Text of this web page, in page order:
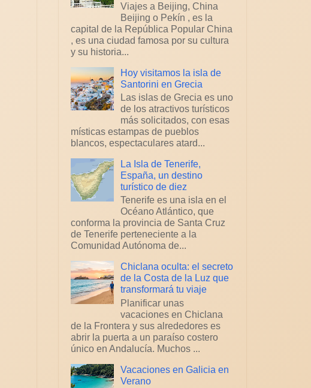
Viajes a Beijing, China
Beijing o Pekín , es la
capital de la República Popular China
, es una ciudad famosa por su cultura
y su historia...
Hoy visitamos la isla de
Santorini en Grecia
Las islas de Grecia es uno
de los atractivos turísticos
más solicitados, con esas
místicas estampas de pueblos
blancos, espectaculares atard...
La Isla de Tenerife,
España, un destino
turístico de diez
Tenerife es una isla en el
Océano Atlántico, que
conforma la provincia de Santa Cruz
de Tenerife perteneciente a la
Comunidad Autónoma de...
Chiclana oculta: el secreto
de la Costa de la Luz que
transformará tu viaje
Planificar unas
vacaciones en Chiclana
de la Frontera y sus alrededores es
abrir la puerta a un paraíso costero
único en Andalucía. Muchos ...
Vacaciones en Galicia en
Verano